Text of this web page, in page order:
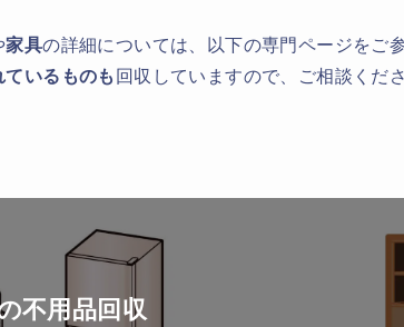
家具の詳細については、以下の専門ページをご
いるものも回収していますので、ご相談くださ
不用品回収